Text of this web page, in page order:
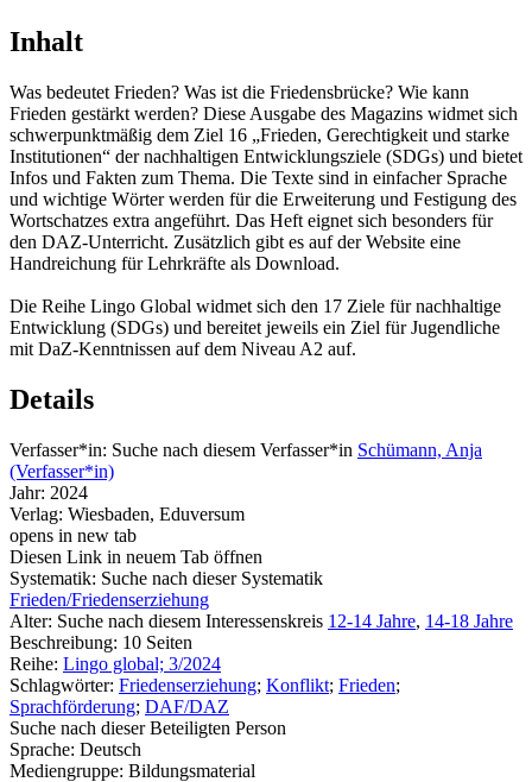
Inhalt
Was bedeutet Frieden? Was ist die Friedensbrücke? Wie kann
Frieden gestärkt werden? Diese Ausgabe des Magazins widmet sich
schwerpunktmäßig dem Ziel 16 „Frieden, Gerechtigkeit und starke
Institutionen“ der nachhaltigen Entwicklungsziele (SDGs) und bietet
Infos und Fakten zum Thema. Die Texte sind in einfacher Sprache
und wichtige Wörter werden für die Erweiterung und Festigung des
Wortschatzes extra angeführt. Das Heft eignet sich besonders für
den DAZ-Unterricht. Zusätzlich gibt es auf der Website eine
Handreichung für Lehrkräfte als Download.
Die Reihe Lingo Global widmet sich den 17 Ziele für nachhaltige
Entwicklung (SDGs) und bereitet jeweils ein Ziel für Jugendliche
mit DaZ-Kenntnissen auf dem Niveau A2 auf.
Details
Verfasser*in: Suche nach diesem Verfasser*in Schümann, Anja
(Verfasser*in)
Jahr: 2024
Verlag: Wiesbaden, Eduversum
opens in new tab
Diesen Link in neuem Tab öffnen
Systematik: Suche nach dieser Systematik
Frieden/Friedenserziehung
Alter: Suche nach diesem Interessenskreis 12-14 Jahre, 14-18 Jahre
Beschreibung: 10 Seiten
Reihe: Lingo global; 3/2024
Schlagwörter: Friedenserziehung; Konflikt; Frieden;
Sprachförderung; DAF/DAZ
Suche nach dieser Beteiligten Person
Sprache: Deutsch
Mediengruppe: Bildungsmaterial